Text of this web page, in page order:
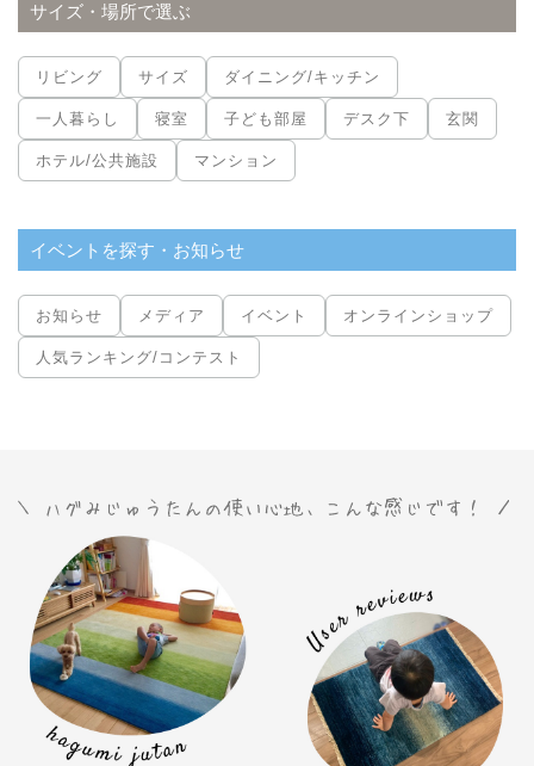
サイズ・場所で選ぶ
リビング サイズ ダイニング/キッチン
一人暮らし 寝室 子ども部屋 デスク下 玄関
ホテル/公共施設 マンション
イベントを探す・お知らせ
お知らせ メディア イベント オンラインショップ
人気ランキング/コンテスト